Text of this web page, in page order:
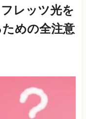
レッツ光を
めの全注意